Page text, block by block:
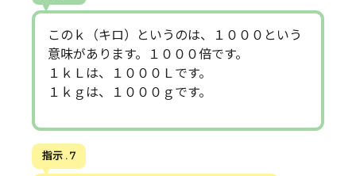
このｋ（キロ）というのは、１０００という
意味があります。１０００倍です。
１ｋＬは、１０００Ｌです。
１ｋｇは、１０００ｇです。
指示 . 7